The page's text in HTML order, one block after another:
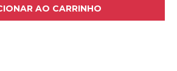
AO CARRINHO